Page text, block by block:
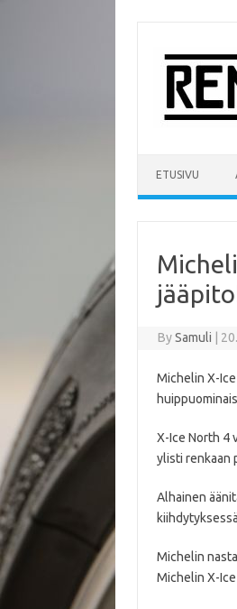
content
ETUSIVU
BySamuli
Michelin X-
X-Ice North 4
ylisti renkaan
Alhainen
Michelin
Michelin X-